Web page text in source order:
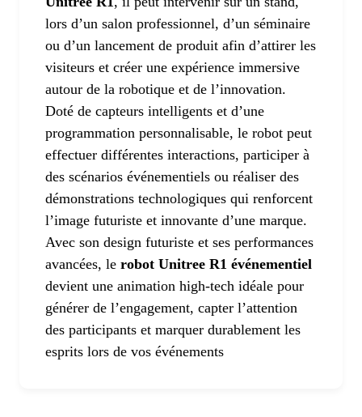
lors d’un salon professionnel, d’un séminaire
ou d’un lancement de produit afin d’attirer les
visiteurs et créer une expérience immersive
autour de la robotique et de l’innovation.
Doté de capteurs intelligents et d’une
programmation personnalisable, le robot peut
effectuer différentes interactions, participer à
des scénarios événementiels ou réaliser des
démonstrations technologiques qui renforcent
l’image futuriste et innovante d’une marque.
Avec son design futuriste et ses performances
avancées, le robot Unitree R1 événementiel
devient une animation high-tech idéale pour
générer de l’engagement, capter l’attention
des participants et marquer durablement les
esprits lors de vos événements